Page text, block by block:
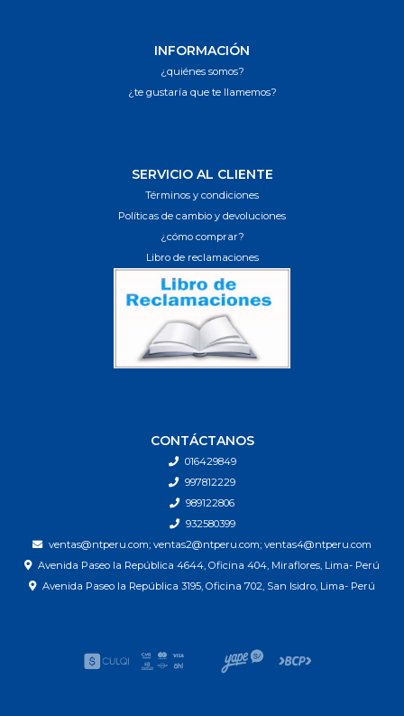
INFORMACIÓN
¿quiénes somos?
¿te gustaría que te llamemos?
SERVICIO AL CLIENTE
Términos y condiciones
Políticas de cambio y devoluciones
¿cómo comprar?
Libro de reclamaciones
CONTÁCTANOS
016429849
997812229
989122806
932580399
ventas@ntperu.com; ventas2@ntperu.com; ventas4@ntperu.com
Avenida Paseo la República 4644, Oficina 404, Miraflores, Lima- Perú
Avenida Paseo la República 3195, Oficina 702, San Isidro, Lima- Perú